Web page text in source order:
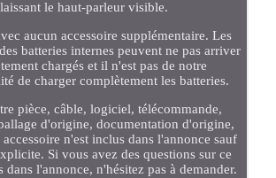
laissant le haut-parleur visible.
aucun accessoire supplémentaire. Les
batteries internes peuvent ne pas arriver
chargés et il n'est pas de notre
de charger complètement les batteries.
pièce, câble, logiciel, télécommande,
d'origine, documentation d'origine,
n'est inclus dans l'annonce sauf
Si vous avez des questions sur ce
dans l'annonce, n'hésitez pas à demander.